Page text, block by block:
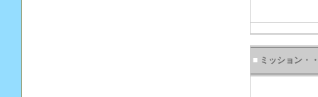
■ ミッション・